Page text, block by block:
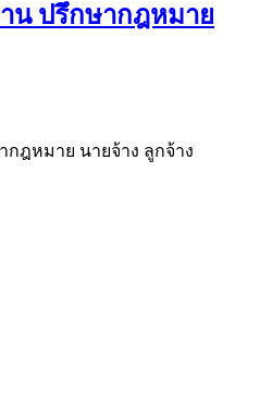
น ปรึกษากฎหมาย
ฎหมาย นายจ้าง ลูกจ้าง